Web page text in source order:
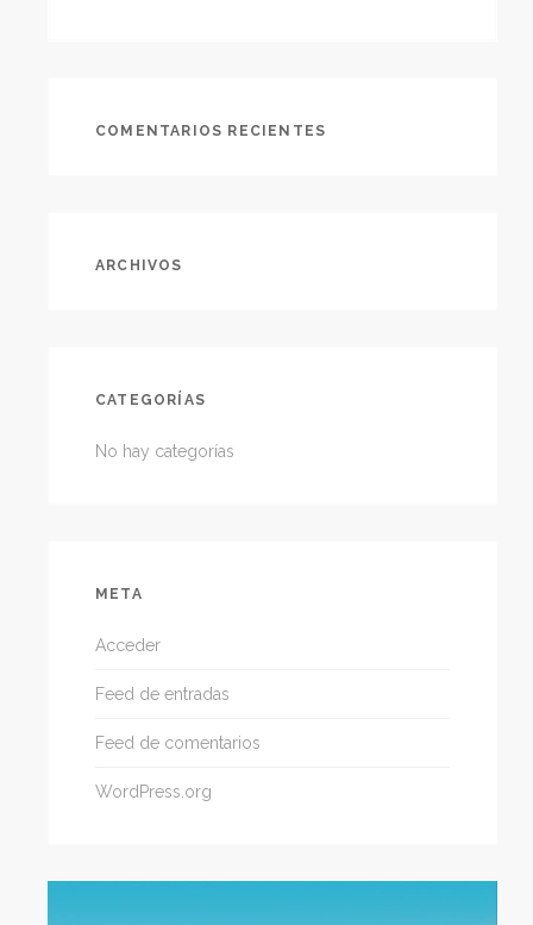
COMENTARIOS RECIENTES
ARCHIVOS
CATEGORÍAS
No hay categorías
META
Acceder
Feed de entradas
Feed de comentarios
WordPress.org